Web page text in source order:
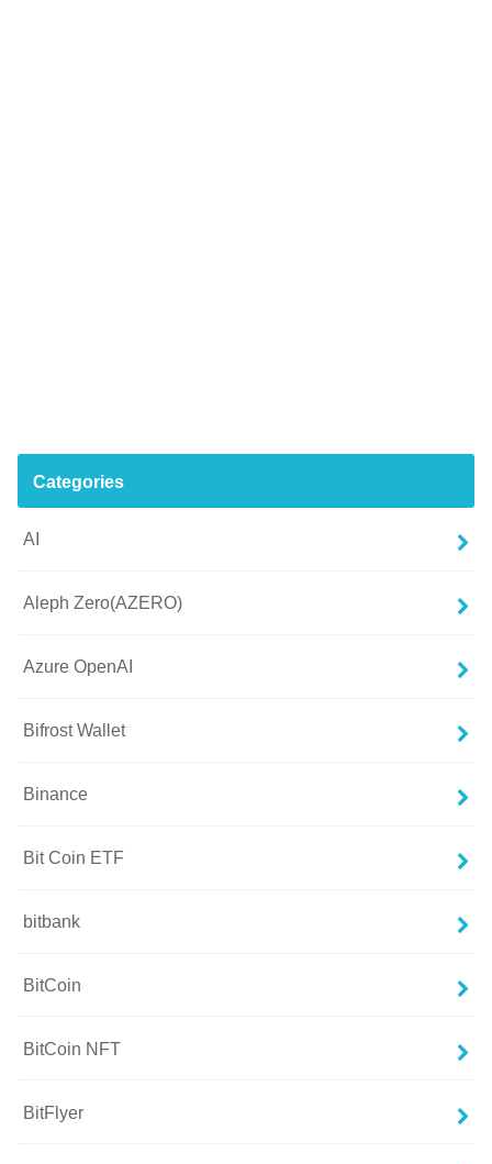
Categories
AI
Aleph Zero(AZERO)
Azure OpenAI
Bifrost Wallet
Binance
Bit Coin ETF
bitbank
BitCoin
BitCoin NFT
BitFlyer